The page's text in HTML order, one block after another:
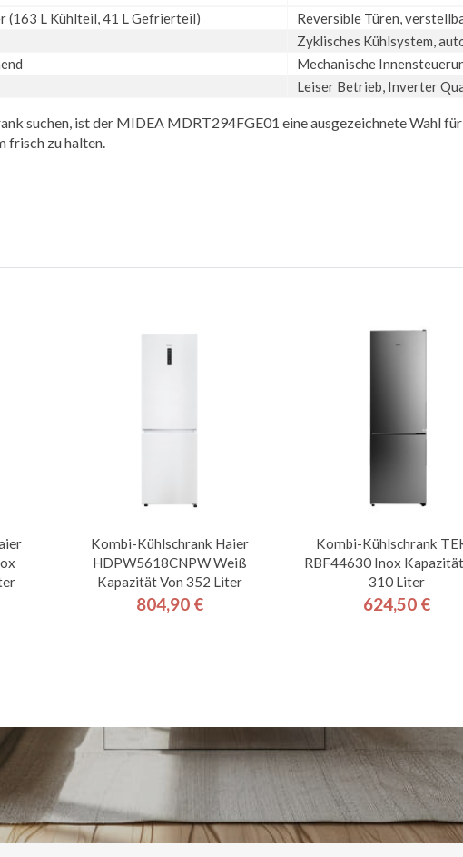
(163 L Kühlteil, 41 L Gefrierteil)
Reversible Türen,
Zyklisches Kühlsystem,
Mechanische
Leiser Betrieb, Inverter
suchen, ist der MIDEA MDRT294FGE01 eine ausgezeichnete Wahl
frisch zu halten.
Kombi-Kühlschrank Haier
HDPW5618CNPW Weiß
Kapazität Von 352 Liter
Preis
804,90 €
Kombi-Kühlschrank
RBF44630 Inox
310 Liter
Preis
624,50 €